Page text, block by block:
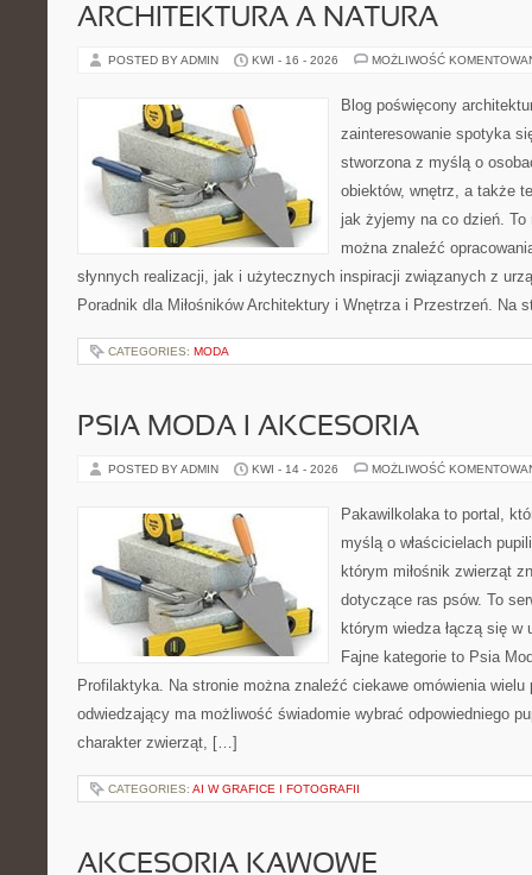
ARCHITEKTURA A NATURA
POSTED BY ADMIN KWI - 16 - 2026 MOŻLIWOŚĆ
Blog poświęcony
zainteresowanie spotyka
stworzona z myślą o
obiektów, wnętrz, a także
jak żyjemy na co dzień.
można znaleźć
słynnych realizacji, jak i użytecznych inspiracji związanych z
Poradnik dla Miłośników Architektury i Wnętrza i Przestrzeń.
CATEGORIES: MODA
PSIA MODA I AKCESORIA
POSTED BY ADMIN KWI - 14 - 2026 MOŻLIWOŚĆ
Pakawilkolaka to portal,
myślą o właścicielach
którym miłośnik zwierząt
dotyczące ras psów. To
którym wiedza łączą się w
Fajne kategorie to Psia
Profilaktyka. Na stronie można znaleźć ciekawe omówienia
odwiedzający ma możliwość świadomie wybrać odpowiedniego
charakter zwierząt, […]
CATEGORIES: AI W GRAFICE I FOTOGRAFII
AKCESORIA KAWOWE